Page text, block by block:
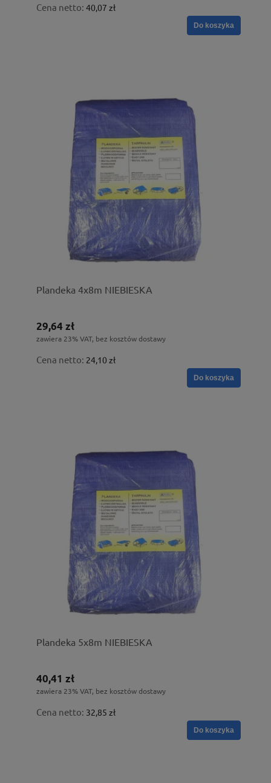
Cena netto: 40,07 zł
Do koszyka
Plandeka 4x8m NIEBIESKA
29,64 zł
zawiera 23% VAT, bez kosztów dostawy
Cena netto: 24,10 zł
Do koszyka
Plandeka 5x8m NIEBIESKA
40,41 zł
zawiera 23% VAT, bez kosztów dostawy
Cena netto: 32,85 zł
Do koszyka